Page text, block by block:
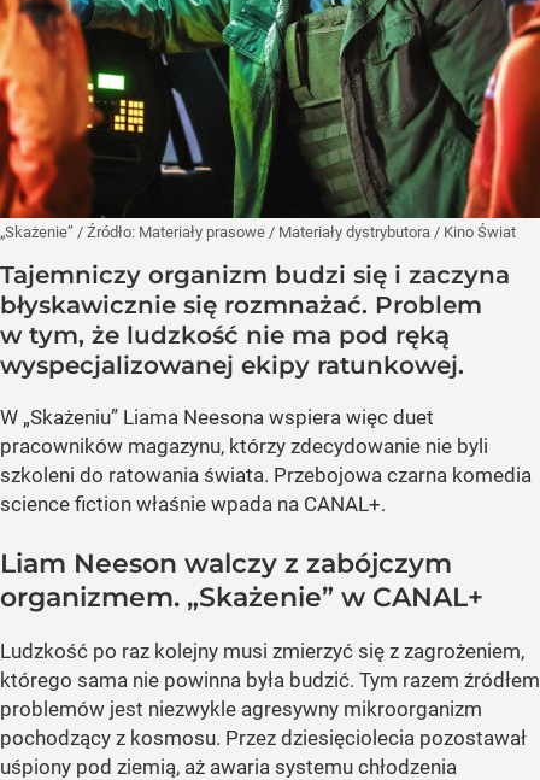
„Skażenie” / Źródło: Materiały prasowe / Materiały dystrybutora / Kino Świat
Tajemniczy organizm budzi się i zaczyna
błyskawicznie się rozmnażać. Problem
w tym, że ludzkość nie ma pod ręką
wyspecjalizowanej ekipy ratunkowej.
W „Skażeniu” Liama Neesona wspiera więc duet
pracowników magazynu, którzy zdecydowanie nie byli
szkoleni do ratowania świata. Przebojowa czarna komedia
science fiction właśnie wpada na CANAL+.
Liam Neeson walczy z zabójczym
organizmem. „Skażenie” w CANAL+
Ludzkość po raz kolejny musi zmierzyć się z zagrożeniem,
którego sama nie powinna była budzić. Tym razem źródłem
problemów jest niezwykle agresywny mikroorganizm
pochodzący z kosmosu. Przez dziesięciolecia pozostawał
uśpiony pod ziemią, aż awaria systemu chłodzenia